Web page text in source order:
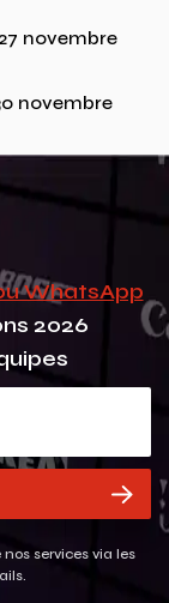
novembre
novembre
WhatsApp
2026
services via les